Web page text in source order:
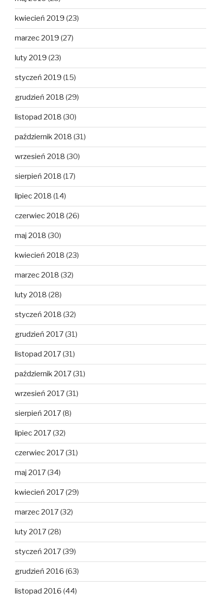
kwiecień 2019 (23)
marzec 2019 (27)
luty 2019 (23)
styczeń 2019 (15)
grudzień 2018 (29)
listopad 2018 (30)
październik 2018 (31)
wrzesień 2018 (30)
sierpień 2018 (17)
lipiec 2018 (14)
czerwiec 2018 (26)
maj 2018 (30)
kwiecień 2018 (23)
marzec 2018 (32)
luty 2018 (28)
styczeń 2018 (32)
grudzień 2017(31)
listopad 2017(31)
październik 2017(31)
wrzesień 2017(31)
sierpień 2017(8)
lipiec 2017(32)
czerwiec 2017(31)
maj 2017(34)
kwiecień 2017(29)
marzec 2017(32)
luty 2017(28)
styczeń 2017(39)
grudzień 2016 (63)
listopad 2016 (44)